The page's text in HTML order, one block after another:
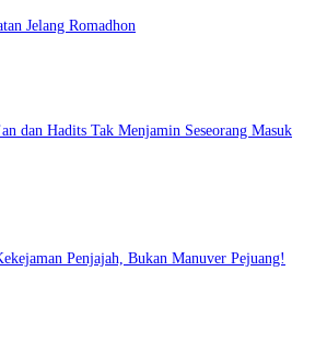
Jelang Romadhon
dan Hadits Tak Menjamin Seseorang Masuk
Penjajah, Bukan Manuver Pejuang!